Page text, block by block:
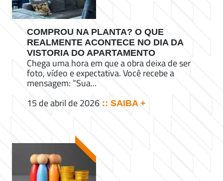
COMPROU NA PLANTA? O QUE
REALMENTE ACONTECE NO DIA DA
VISTORIA DO APARTAMENTO
Chega uma hora em que a obra deixa de ser
foto, vídeo e expectativa. Você recebe a
mensagem: “Sua...
15 de abril de 2026 :: SAIBA +